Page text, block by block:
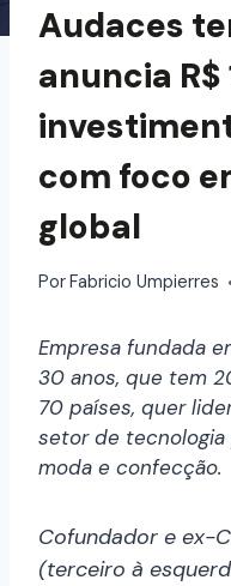
Audaces
anuncia R$
com foco
global
PorFabricio Umpierres
Empresa fundada
30 anos, que tem
70 países, quer
setor de
moda e confecção.
Cofundador e ex-
(terceiro à